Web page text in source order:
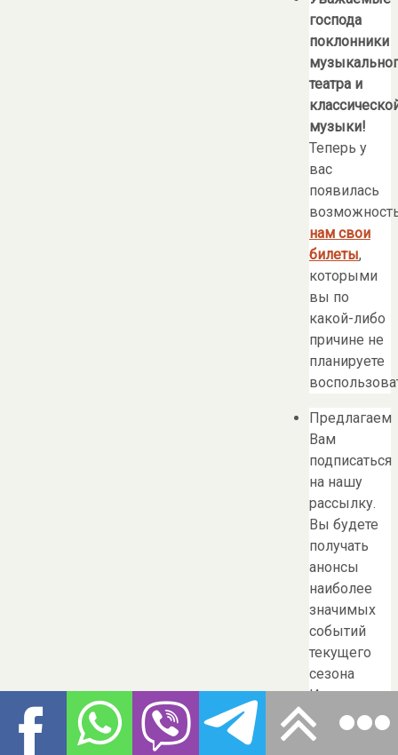
господа
поклонники
театра и
музыки!
Теперь у
вас
появилась
нам свои
билеты,
которыми
вы по
какой-либо
причине не
планируете
Предлагаем
Вам
подписаться
на нашу
рассылку.
Вы будете
получать
анонсы
наиболее
значимых
событий
текущего
сезона
Имя или
ФИО